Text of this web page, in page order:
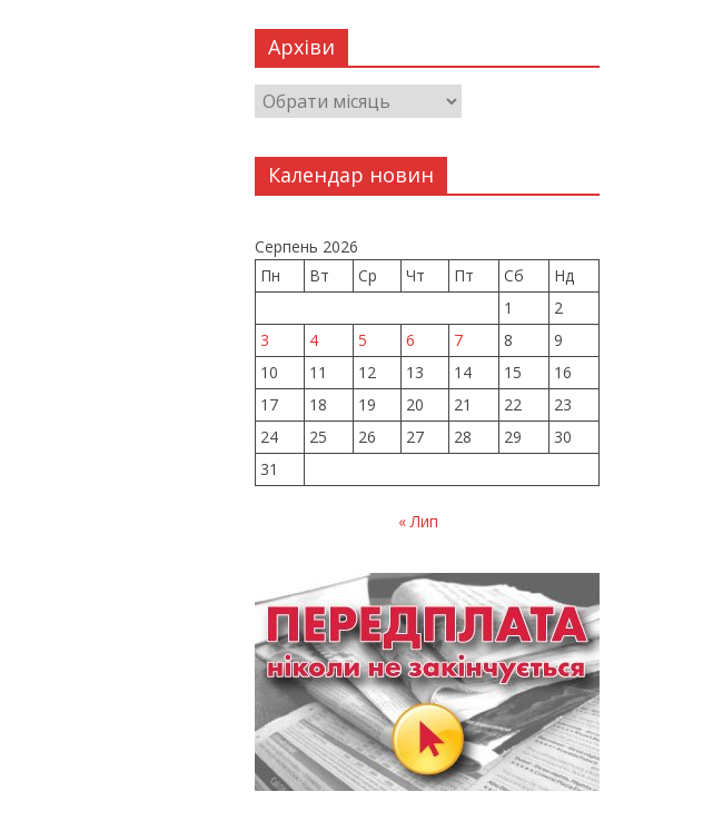
Архіви
Календар новин
Серпень 2026
Пн
Вт Ср Чт Пт Сб
Нд
1
2
3
4 5 6 7 8
9
10
11 12 13 14 15
16
17
18 19 20 21 22
23
24
25 26 27 28 29
30
31
« Лип